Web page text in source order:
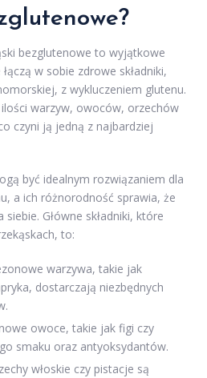
bezglutenowe to wyjątkowe
w sobie zdrowe składniki,
z wykluczeniem glutenu.
warzyw, owoców, orzechów
czyni ją jedną z najbardziej
być idealnym rozwiązaniem dla
a ich różnorodność sprawia, że
Główne składniki, które
to:
warzywa, takie jak
dostarczają niezbędnych
owoce, takie jak figi czy
smaku oraz antyoksydantów.
włoskie czy pistacje są